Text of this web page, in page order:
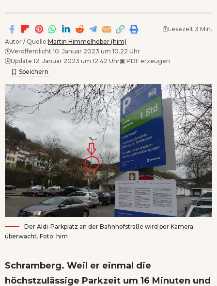
Autor / Quelle:Martin Himmelheber (him)
Veröffentlicht 10. Januar 2023 um 10.22 Uhr
Update 12. Januar 2023 um 12.42 Uhr▣ PDF erzeugen
Lesezeit 3 Min.
Der Aldi-Parkplatz an der Bahnhofstraße wird per Kamera
überwacht. Foto: him
Schramberg. Weil er einmal die
höchstzulässige Parkzeit um 16 Minuten und